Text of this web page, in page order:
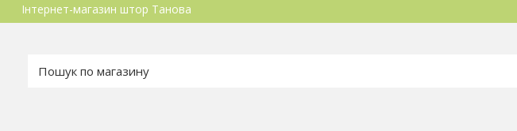
Інтернет-магазин штор Танова